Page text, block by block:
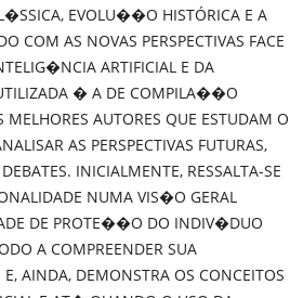
EVOLU��O HISTÓRICA E A
COM AS NOVAS PERSPECTIVAS FACE
ARTIFICIAL E DA
� A DE COMPILA��O
AUTORES QUE ESTUDAM O
AS PERSPECTIVAS FUTURAS,
INICIALMENTE, RESSALTA-SE
NUMA VIS�O GERAL
DE PROTE��O DO INDIV�DUO
A COMPREENDER SUA
AINDA, DEMONSTRA OS CONCEITOS